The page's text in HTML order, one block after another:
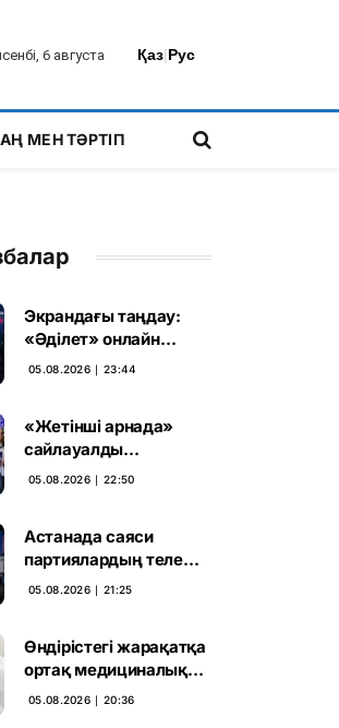
6 августа Қаз|Рус
МЕН ТӘРТІП
Экрандағы таңдау:
«Әділет» онлайн
дауыс беруде алға
05.08.2026 ∣ 23:44
«Жетінші арнада»
сайлауалды
теледебаттың аралық
05.08.2026 ∣ 22:50
Астанада саяси
партиялардың теле
дебаты басталды
05.08.2026 ∣ 21:25
Өндірістегі жарақатқа
ортақ медициналық
талап енгізілмек
05.08.2026 ∣ 20:36